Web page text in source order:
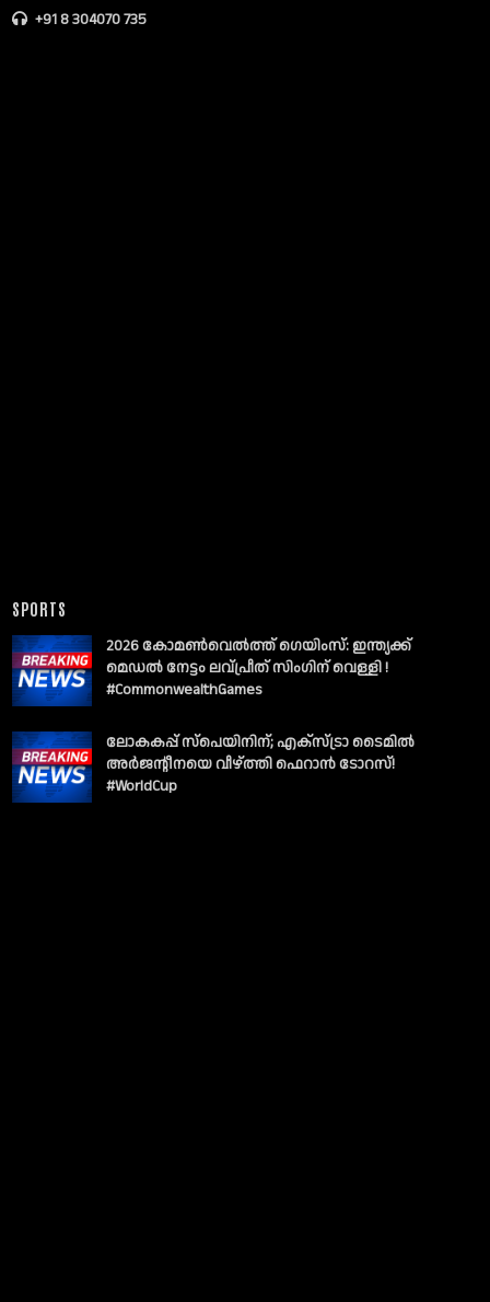
+91 8 304070 735
SPORTS
2026 കോമൺവെൽത്ത് ഗെയിംസ്: ഇന്ത്യക്ക്
മെഡൽ നേട്ടം ലവ്പ്രീത് സിംഗിന് വെള്ളി !
#CommonwealthGames
ലോകകപ്പ് സ്പെയിനിന്; എക്സ്ട്രാ ടൈമിൽ
അർജന്റീനയെ വീഴ്ത്തി ഫെറാൻ ടോറസ്!
#WorldCup